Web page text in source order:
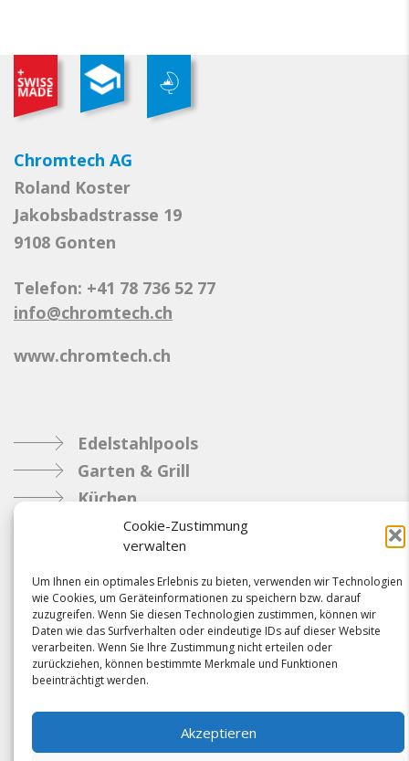
Cookie-Zustimmung
verwalten
Um Ihnen ein optimales Erlebnis zu bieten, verwenden wir Technologien
wie Cookies, um Geräteinformationen zu speichern bzw. darauf
zuzugreifen. Wenn Sie diesen Technologien zustimmen, können wir
Daten wie das Surfverhalten oder eindeutige IDs auf dieser Website
verarbeiten. Wenn Sie Ihre Zustimmung nicht erteilen oder
zurückziehen, können bestimmte Merkmale und Funktionen
beeinträchtigt werden.
Akzeptieren
Chromtech AG
Roland Koster
Jakobsbadstrasse 19
9108 Gonten
Telefon: +41 78 736 52 77
info@chromtech.ch
www.chromtech.ch
Edelstahlpools
Garten & Grill
Küchen
Metallbau
Industrie
Referenzen
News
Samacostyle.ch
Impressum
Kontakt
AGBs & Verbindlichkeiten